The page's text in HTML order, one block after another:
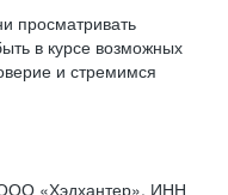
просматривать
в курсе возможных
и стремимся
«Хэдхантер», ИНН